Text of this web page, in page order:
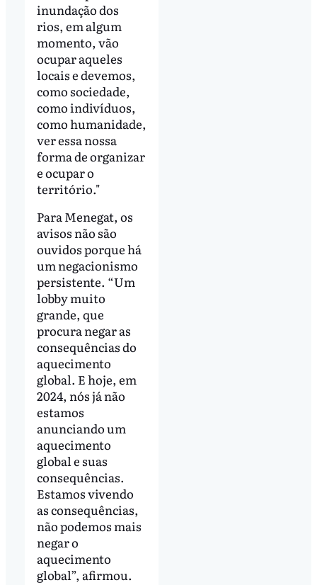
inundação dos
rios, em algum
momento, vão
ocupar aqueles
locais e devemos,
como sociedade,
como indivíduos,
como humanidade,
ver essa nossa
forma de organizar
e ocupar o
território."
Para Menegat, os
avisos não são
ouvidos porque há
um negacionismo
persistente. “Um
lobby muito
grande, que
procura negar as
consequências do
aquecimento
global. E hoje, em
2024, nós já não
estamos
anunciando um
aquecimento
global e suas
consequências.
Estamos vivendo
as consequências,
não podemos mais
negar o
aquecimento
global”, afirmou.